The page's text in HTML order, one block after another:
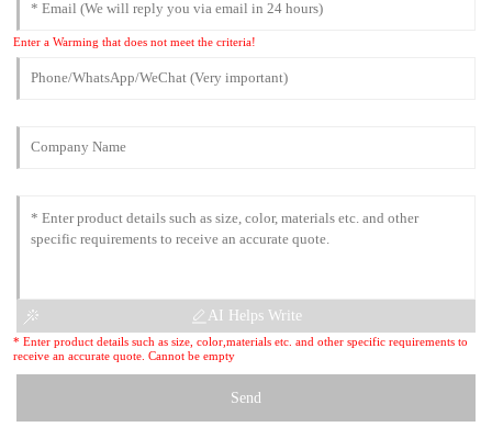
Enter a Warming that does not meet the criteria!
* Enter product details such as size, color,materials etc. and other specific requirements to
receive an accurate quote. Cannot be empty
AI Helps Write
Send